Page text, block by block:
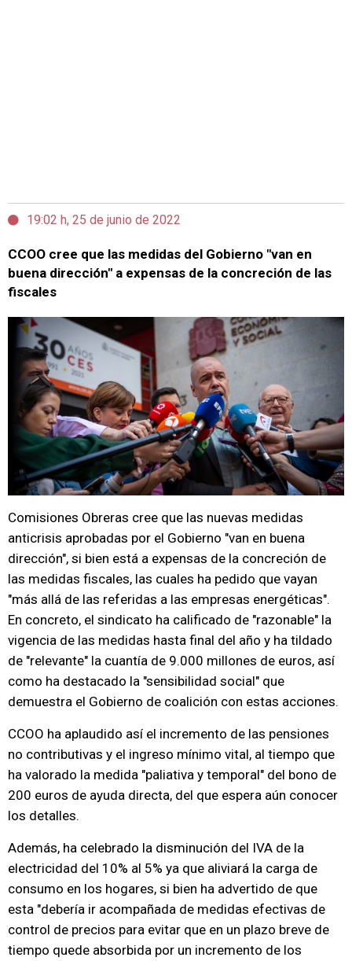
19:02 h, 25 de junio de 2022
CCOO cree que las medidas del Gobierno "van en
buena dirección" a expensas de la concreción de las
fiscales
Comisiones Obreras cree que las nuevas medidas
anticrisis aprobadas por el Gobierno "van en buena
dirección", si bien está a expensas de la concreción de
las medidas fiscales, las cuales ha pedido que vayan
"más allá de las referidas a las empresas energéticas".
En concreto, el sindicato ha calificado de "razonable" la
vigencia de las medidas hasta final del año y ha tildado
de "relevante" la cuantía de 9.000 millones de euros, así
como ha destacado la "sensibilidad social" que
demuestra el Gobierno de coalición con estas acciones.
CCOO ha aplaudido así el incremento de las pensiones
no contributivas y el ingreso mínimo vital, al tiempo que
ha valorado la medida "paliativa y temporal" del bono de
200 euros de ayuda directa, del que espera aún conocer
los detalles.
Además, ha celebrado la disminución del IVA de la
electricidad del 10% al 5% ya que aliviará la carga de
consumo en los hogares, si bien ha advertido de que
esta "debería ir acompañada de medidas efectivas de
control de precios para evitar que en un plazo breve de
tiempo quede absorbida por un incremento de los